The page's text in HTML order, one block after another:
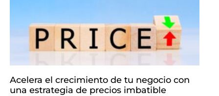
Acelera el crecimiento de tu negocio con
una estrategia de precios imbatible